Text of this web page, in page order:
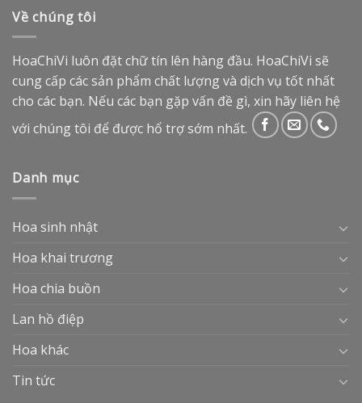
Về chúng tôi
HoaChiVi luôn đặt chữ tín lên hàng đầu. HoaChiVi sẽ
cung cấp các sản phẩm chất lượng và dịch vụ tốt nhất
cho các bạn. Nếu các bạn gặp vấn đề gì, xin hãy liên hệ
với chúng tôi để được hổ trợ sớm nhất.
Danh mục
Hoa sinh nhật
Hoa khai trương
Hoa chia buồn
Lan hồ điệp
Hoa khác
Tin tức